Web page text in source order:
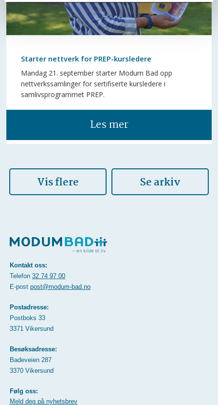
Starter nettverk for PREP-kursledere
Mandag 21. september starter Modum Bad opp
nettverkssamlinger for sertifiserte kursledere i
samlivsprogrammet PREP.
Les mer
Vis flere Se arkiv
Kontakt oss:
Telefon 32 74 97 00
E-post post@modum-bad.no
Postadresse:
Postboks 33
3371 Vikersund
Besøksadresse:
Badeveien 287
3370 Vikersund
Følg oss:
Meld deg på nyhetsbrev